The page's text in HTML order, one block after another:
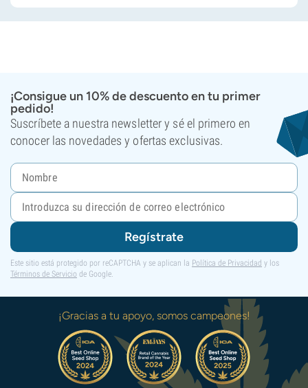
¡Consigue un 10% de descuento en tu primer
pedido!
Suscríbete a nuestra newsletter y sé el primero en
conocer las novedades y ofertas exclusivas.
Regístrate
Este sitio está protegido por reCAPTCHA y se aplican la Política de Privacidad y los
Términos de Servicio de Google.
¡Gracias a tu apoyo, somos campeones!